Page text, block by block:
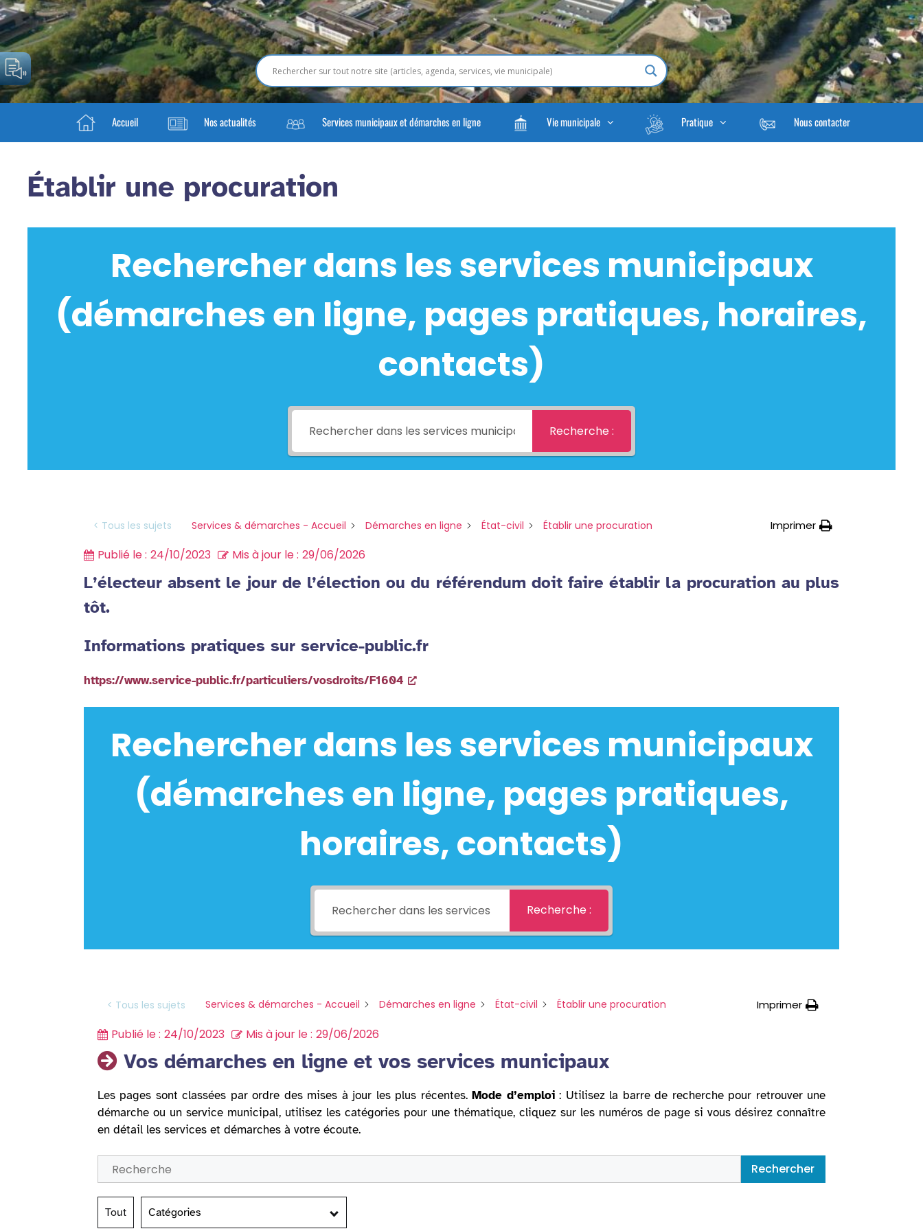
Accueil Nos actualités Services municipaux et démarches en ligne Vie municipale Pratique Nous contacter
Établir une procuration
Rechercher dans les services municipaux
(démarches en ligne, pages pratiques, horaires,
contacts)
Recherche :
< Tous les sujets Services & démarches - Accueil Démarches en ligne État-civil Établir une procuration Imprimer
Publié le : 24/10/2023 Mis à jour le : 29/06/2026
L’électeur absent le jour de l’élection ou du référendum doit faire établir la procuration au plus
tôt.
Informations pratiques sur service-public.fr
https://www.service-public.fr/particuliers/vosdroits/F1604
Rechercher dans les services municipaux
(démarches en ligne, pages pratiques,
horaires, contacts)
Recherche :
< Tous les sujets Services & démarches - Accueil Démarches en ligne État-civil Établir une procuration Imprimer
Publié le : 24/10/2023 Mis à jour le : 29/06/2026
Vos démarches en ligne et vos services municipaux
Les pages sont classées par ordre des mises à jour les plus récentes.Mode d’emploi: Utilisez la barre de recherche pour retrouver une
démarche ou un service municipal, utilisez les catégories pour une thématique, cliquez sur les numéros de page si vous désirez connaître
en détail les services et démarches à votre écoute.
Rechercher
Tout Catégories